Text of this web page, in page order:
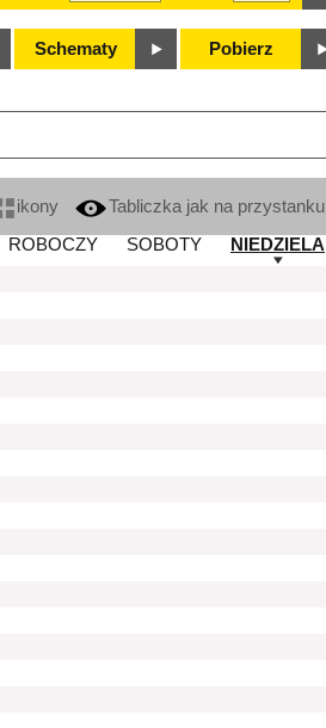
Schematy Pobierz
ikony
Tabliczka jak na przystanku
ROBOCZY
SOBOTY
NIEDZIELA